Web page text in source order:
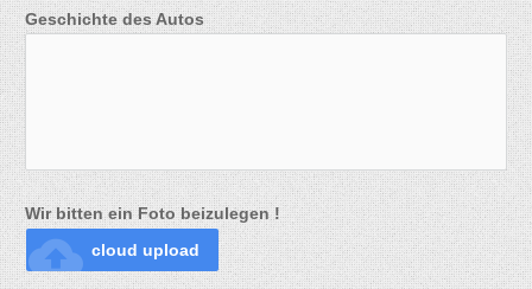
Geschichte des Autos
Wir bitten ein Foto beizulegen !
cloud_upload cloud upload